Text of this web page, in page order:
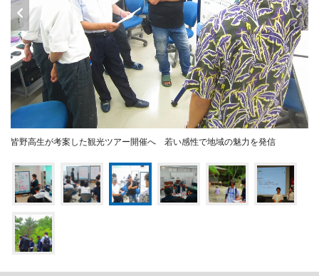
皆野高生が考案した観光ツアー開催へ 若い感性で地域の魅力を発信